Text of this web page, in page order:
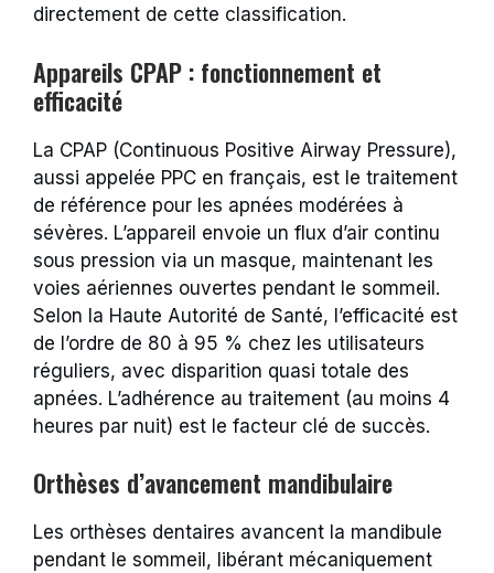
directement de cette classification.
Appareils CPAP : fonctionnement et
efficacité
La CPAP (Continuous Positive Airway Pressure),
aussi appelée PPC en français, est le traitement
de référence pour les apnées modérées à
sévères. L’appareil envoie un flux d’air continu
sous pression via un masque, maintenant les
voies aériennes ouvertes pendant le sommeil.
Selon la Haute Autorité de Santé, l’efficacité est
de l’ordre de 80 à 95 % chez les utilisateurs
réguliers, avec disparition quasi totale des
apnées. L’adhérence au traitement (au moins 4
heures par nuit) est le facteur clé de succès.
Orthèses d’avancement mandibulaire
Les orthèses dentaires avancent la mandibule
pendant le sommeil, libérant mécaniquement